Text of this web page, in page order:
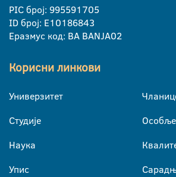
PIC број: 995591705
ID број: E10186843
Еразмус код: BA BANJA02
Корисни линкови
Универзитет
Студије
Наука
Упис
Особље